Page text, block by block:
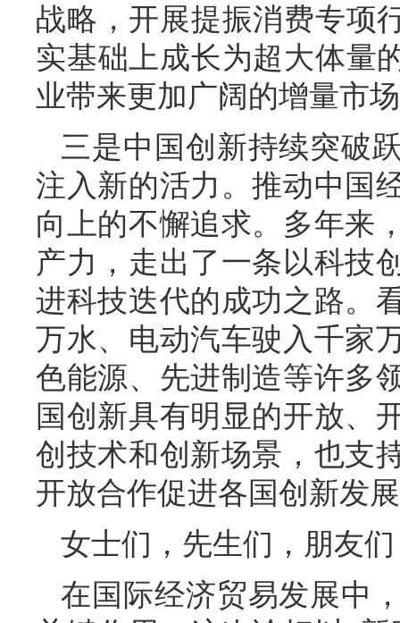
战略，开展提振消费专项
实基础上成长为超大体量
业带来更加广阔的增量市
三是中国创新持续突破
注入新的活力。推动中国
向上的不懈追求。多年来
产力，走出了一条以科技
进科技迭代的成功之路。
万水、电动汽车驶入千家
色能源、先进制造等许多
国创新具有明显的开放、
创技术和创新场景，也支
开放合作促进各国创新发
女士们，先生们，朋友
在国际经济贸易发展中